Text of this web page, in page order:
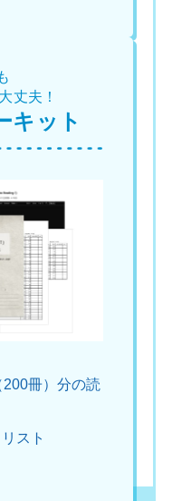
丈夫！
キット
冊）分の読
スト